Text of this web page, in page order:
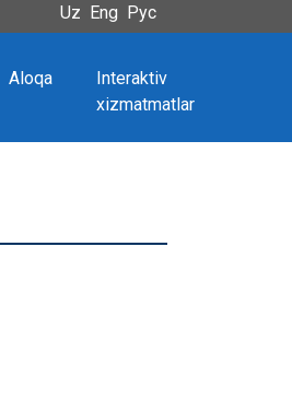
Uz Eng Рус
Aloqa
Interaktiv
xizmatmatlar